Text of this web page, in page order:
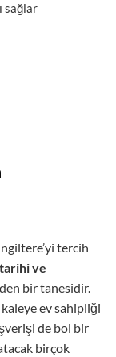
sağlar
tercih
tarihi ve
bir tanesidir.
ev sahipliği
de bol bir
birçok